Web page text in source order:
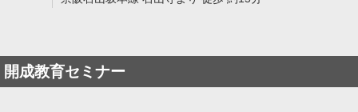
開成教育セミナー